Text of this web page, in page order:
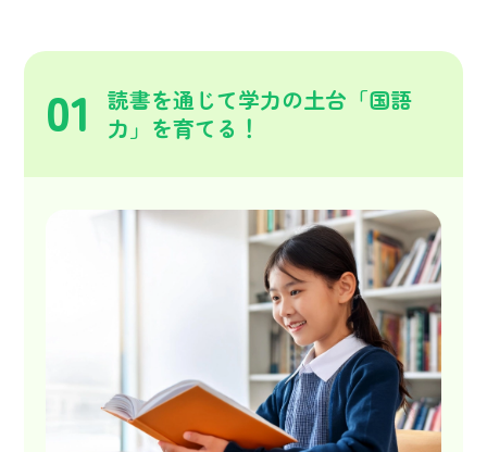
01
読書を通じて学力の土台「国語
力」を育てる！